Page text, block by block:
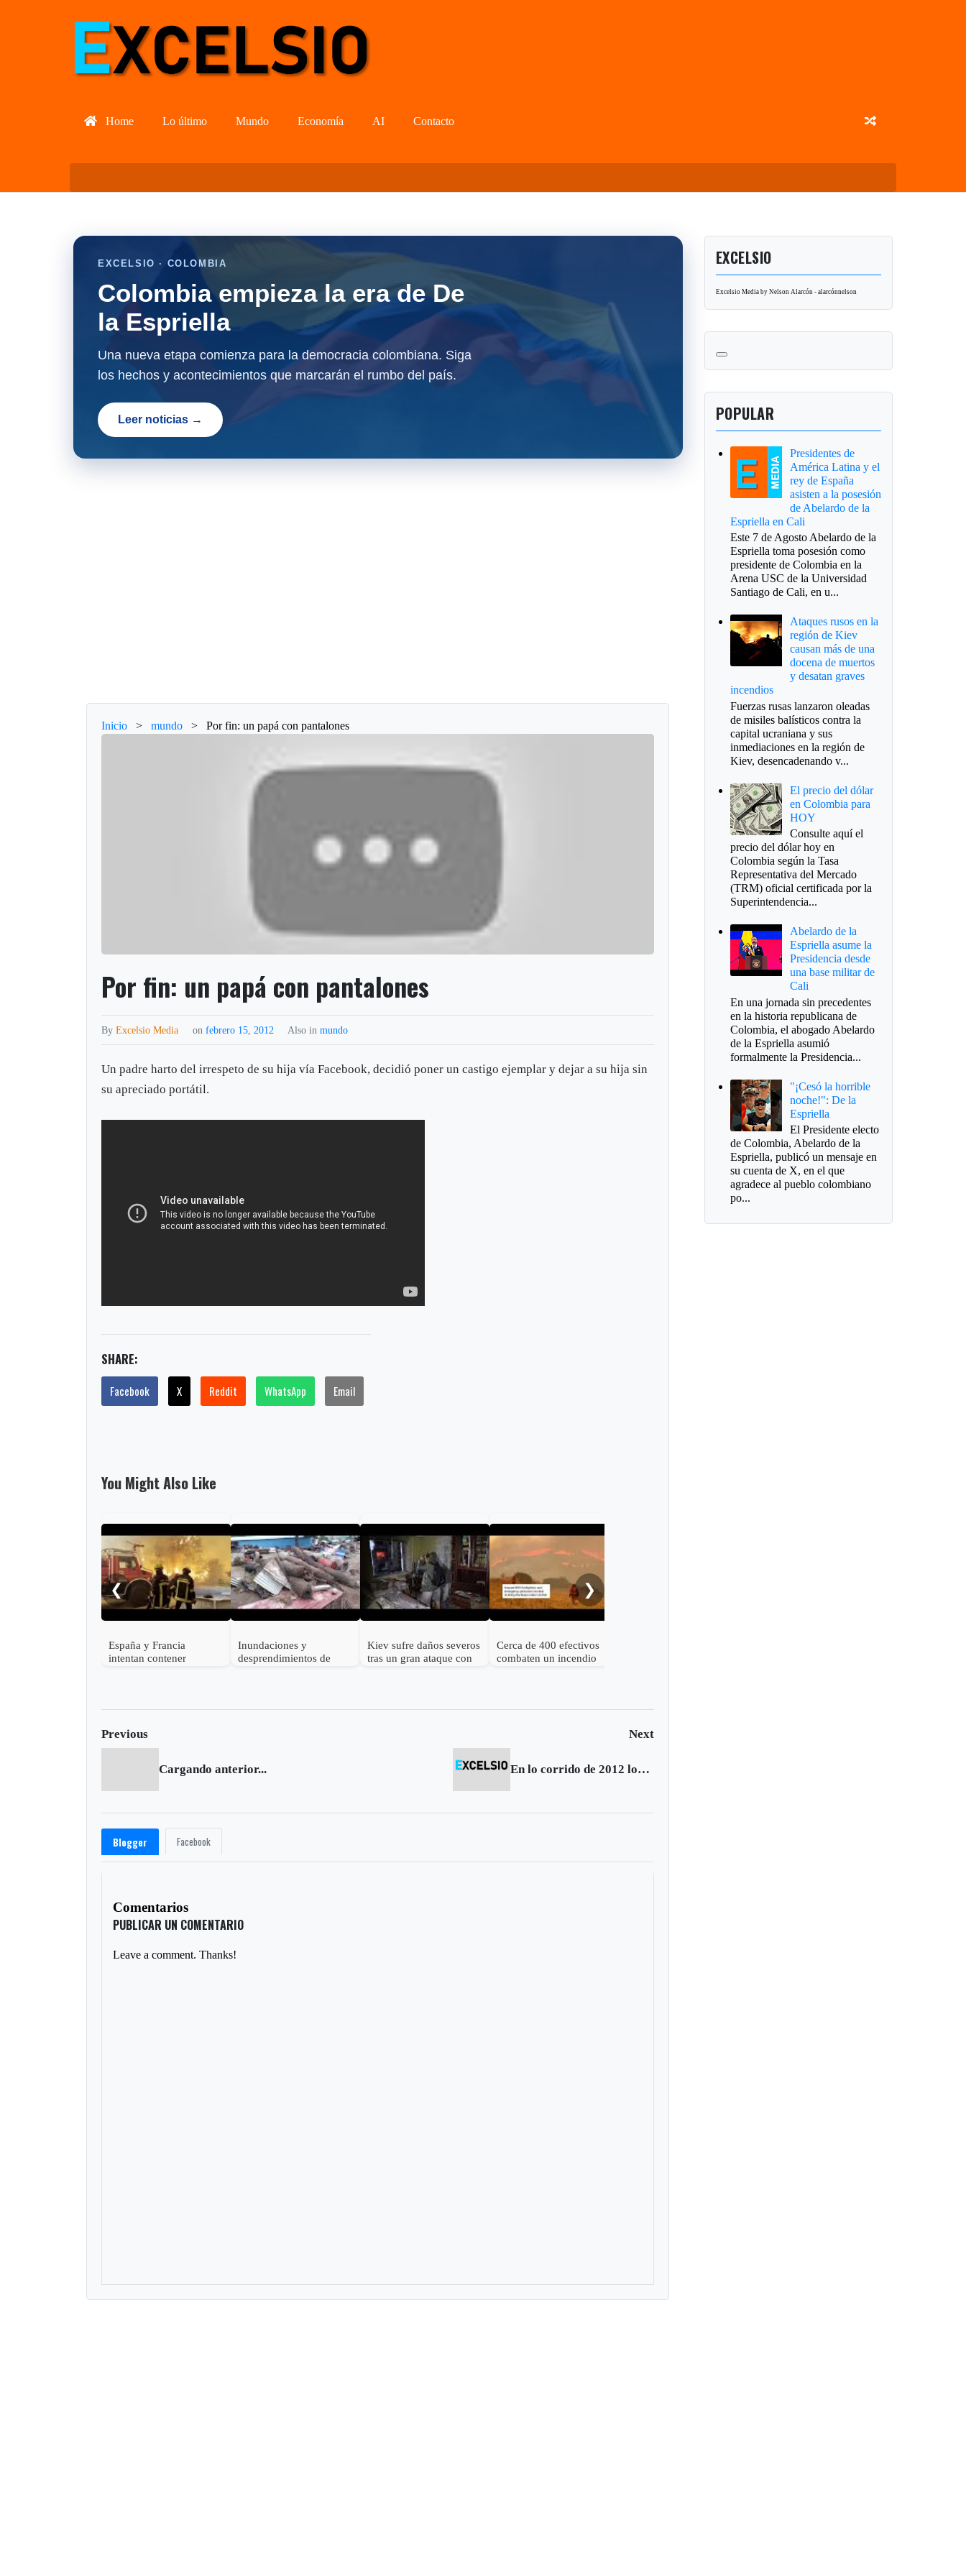
Home Lo último Mundo Economía AI Contacto
EXCELSIO · COLOMBIA
Colombia empieza la era de De
la Espriella
Una nueva etapa comienza para la democracia colombiana. Siga
los hechos y acontecimientos que marcarán el rumbo del país.
Leer noticias →
Inicio > mundo > Por fin: un papá con pantalones
Por fin: un papá con pantalones
ByExcelsio Media onfebrero 15, 2012 Also inmundo
Un padre harto del irrespeto de su hija vía Facebook, decidió poner un castigo ejemplar y dejar a su hija sin
su apreciado portátil.
SHARE:
Facebook X Reddit WhatsApp Email
You Might Also Like
❮
España y Francia
intentan contener
evacúan
Inundaciones y
desprendimientos de
Kiev sufre daños severos
tras un gran ataque con
Cerca de 400 efectivos
combaten un incendio
❯
Previous Next
Cargando anterior... En lo corrido de 2012 los homicidios disminuyeron un 14%
Blogger Facebook
Comentarios
PUBLICAR UN COMENTARIO
Leave a comment. Thanks!
EXCELSIO
Excelsio Media by Nelson Alarcón - alarcónnelson
POPULAR
Presidentes de
América Latina y el
rey de España
asisten a la posesión
de Abelardo de la
Espriella en Cali
Este 7 de Agosto Abelardo de la
Espriella toma posesión como
presidente de Colombia en la
Arena USC de la Universidad
Santiago de Cali, en u...
Ataques rusos en la
región de Kiev
causan más de una
docena de muertos
y desatan graves
incendios
Fuerzas rusas lanzaron oleadas
de misiles balísticos contra la
capital ucraniana y sus
inmediaciones en la región de
Kiev, desencadenando v...
El precio del dólar
en Colombia para
HOY
Consulte aquí el
precio del dólar hoy en
Colombia según la Tasa
Representativa del Mercado
(TRM) oficial certificada por la
Superintendencia...
Abelardo de la
Espriella asume la
Presidencia desde
una base militar de
Cali
En una jornada sin precedentes
en la historia republicana de
Colombia, el abogado Abelardo
de la Espriella asumió
formalmente la Presidencia...
"¡Cesó la horrible
noche!": De la
Espriella
El Presidente electo
de Colombia, Abelardo de la
Espriella, publicó un mensaje en
su cuenta de X, en el que
agradece al pueblo colombiano
po...